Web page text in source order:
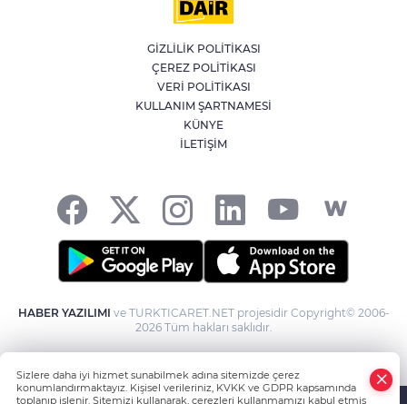
Emniyet Genel Müdürlüğü’ne 6 bin 250
yeni kadro
Öğrenci Affı düzenlemesi Resmi
Gazete'de yayımlandı
Kene vakaları için yerli ve milli aşı
GİZLİLİK POLİTİKASI
ÇEREZ POLİTİKASI
VERİ POLİTİKASI
KULLANIM ŞARTNAMESİ
KÜNYE
İLETİŞİM
HABER YAZILIMI ve TURKTICARET.NET projesidir Copyright© 2006-
2026 Tüm hakları saklıdır.
Sizlere daha iyi hizmet sunabilmek adına sitemizde çerez
konumlandırmaktayız. Kişisel verileriniz, KVKK ve GDPR kapsamında
toplanıp işlenir. Sitemizi kullanarak, çerezleri kullanmamızı kabul etmiş